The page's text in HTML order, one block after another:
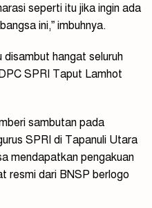
seperti itu jika ingin ada
ini,” imbuhnya.
hangat seluruh
SPRI Taput Lamhot
sambutan pada
SPRI di Tapanuli Utara
mendapatkan pengakuan
resmi dari BNSP berlogo